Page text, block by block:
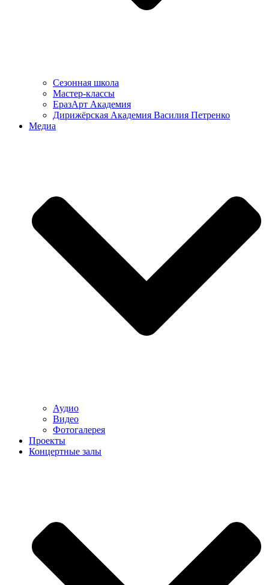
Сезонная школа
Мастер-классы
ЕразАрт Академия
Дирижёрская Академия Василия Петренко
Медиа
Аудио
Видео
Фотогалерея
Проекты
Концертные залы